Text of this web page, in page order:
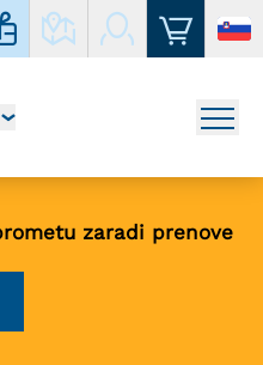
zaradi prenove